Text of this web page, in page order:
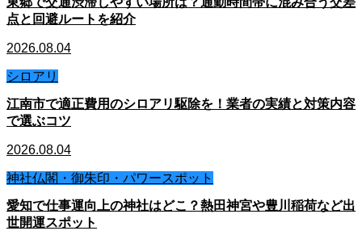
点と回避ルートを紹介
2026.08.04
シロアリ
江南市で適正費用のシロアリ駆除を！業者の実績と対策内容
で選ぶコツ
2026.08.04
神社仏閣・御朱印・パワースポット
愛知で仕事運向上の神社はどこ？熱田神宮や豊川稲荷など出
世開運スポット